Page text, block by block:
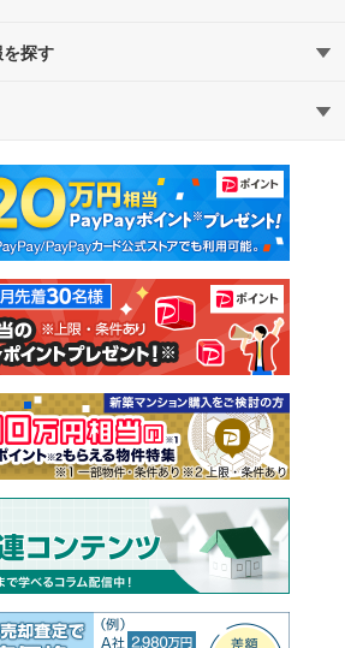
探す
中古マンション
中古一戸建て
土地
教えて！住まいの先生